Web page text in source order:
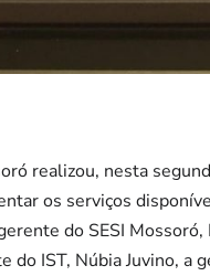
realizou, nesta
os serviços
do SESI
do IST, Núbia Juvino,